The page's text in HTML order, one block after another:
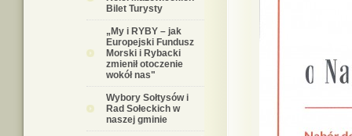
Bilet Turysty
„My i RYBY – jak
Europejski Fundusz
Morski i Rybacki
zmienił otoczenie
wokół nas"
Wybory Sołtysów i
Rad Sołeckich w
naszej gminie